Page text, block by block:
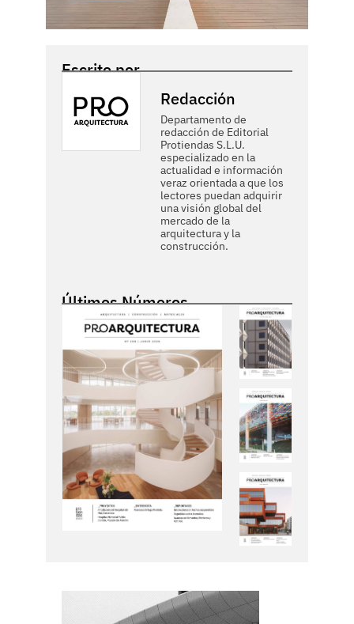
Escrito por
Redacción
Departamento de
redacción de Editorial
Protiendas S.L.U.
especializado en la
actualidad e información
veraz orientada a que los
lectores puedan adquirir
una visión global del
mercado de la
arquitectura y la
construcción.
Últimos Números